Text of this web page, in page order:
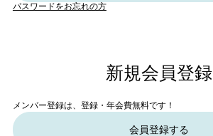
パスワードをお忘れの方
新規会員登録
メンバー登録は、登録・年会費無料です！
会員登録する